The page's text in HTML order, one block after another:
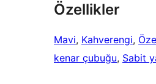
Özellikler
Mavi, Kahverengi,
kenar çubuğu, Sabit